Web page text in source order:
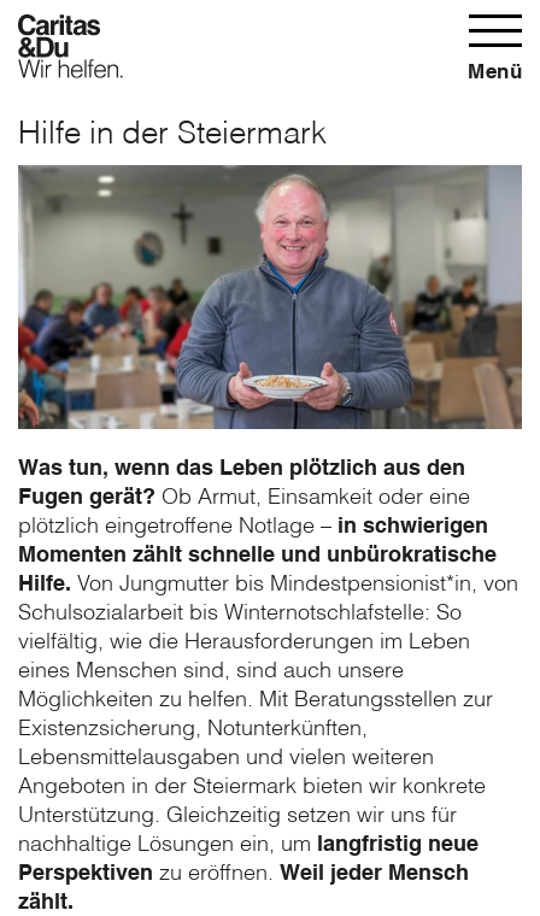
Menü
Hilfe in der Steiermark
Was tun, wenn das Leben plötzlich aus den
Fugen gerät? Ob Armut, Einsamkeit oder eine
plötzlich eingetroffene Notlage – in schwierigen
Momenten zählt schnelle und unbürokratische
Hilfe. Von Jungmutter bis Mindestpensionist*in, von
Schulsozialarbeit bis Winternotschlafstelle: So
vielfältig, wie die Herausforderungen im Leben
eines Menschen sind, sind auch unsere
Möglichkeiten zu helfen. Mit Beratungsstellen zur
Existenzsicherung, Notunterkünften,
Lebensmittelausgaben und vielen weiteren
Angeboten in der Steiermark bieten wir konkrete
Unterstützung. Gleichzeitig setzen wir uns für
nachhaltige Lösungen ein, um langfristig neue
Perspektiven zu eröffnen. Weil jeder Mensch
zählt.